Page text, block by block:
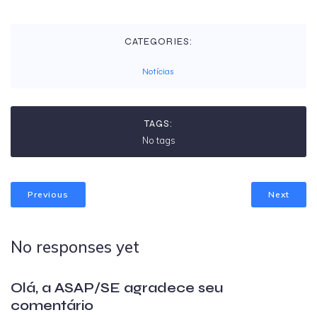
CATEGORIES:
Notícias
TAGS:
No tags
Previous Next
No responses yet
Olá, a ASAP/SE agradece seu
comentário